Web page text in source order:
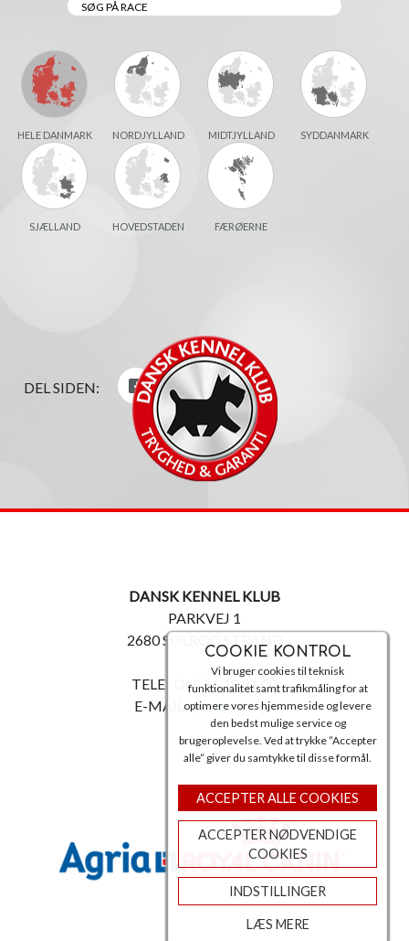
COOKIE KONTROL
Vi bruger cookies til teknisk
funktionalitet samt trafikmåling for at
optimere vores hjemmeside og levere
den bedst mulige service og
brugeroplevelse. Ved at trykke ”Accepter
alle” giver du samtykke til disse formål.
ACCEPTER ALLE COOKIES
ACCEPTER NØDVENDIGE
COOKIES
INDSTILLINGER
LÆS MERE
HELE DANMARK NORDJYLLAND MIDTJYLLAND SYDDANMARK
SJÆLLAND HOVEDSTADEN FÆRØERNE
DEL SIDEN:
DANSK KENNEL KLUB
PARKVEJ 1
2680 SOLRØD STRAND
TELEFON: 56 18 81 00
E-MAIL:post@dkk.dk